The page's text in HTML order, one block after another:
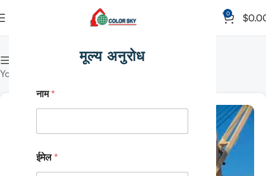
मूल्य अनुरोध
नाम*
ईमेल*
0 $
घर श्रेणी "News" द्वारा संग्रहित"
Your news category
अक्टूबर